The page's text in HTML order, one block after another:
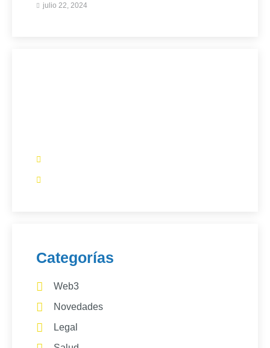
julio 22, 2024
Categorías
Web3
Novedades
Legal